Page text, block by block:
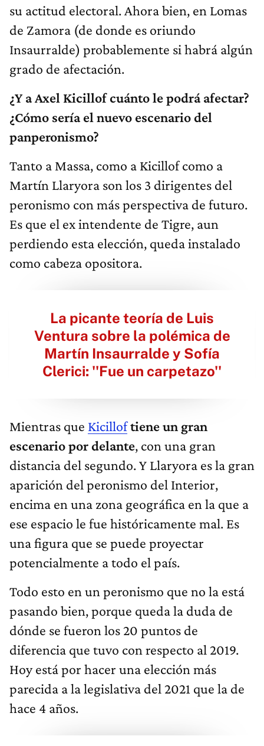
su actitud electoral. Ahora bien, en Lomas
de Zamora (de donde es oriundo
Insaurralde) probablemente si habrá algún
grado de afectación.
¿Y a Axel Kicillof cuánto le podrá afectar?
¿Cómo sería el nuevo escenario del
panperonismo?
Tanto a Massa, como a Kicillof como a
Martín Llaryora son los 3 dirigentes del
peronismo con más perspectiva de futuro.
Es que el ex intendente de Tigre, aun
perdiendo esta elección, queda instalado
como cabeza opositora.
La picante teoría de Luis
Ventura sobre la polémica de
Martín Insaurralde y Sofía
Clerici: ''Fue un carpetazo''
Mientras que Kicilloftiene un gran
escenario por delante, con una gran
distancia del segundo. Y Llaryora es la gran
aparición del peronismo del Interior,
encima en una zona geográfica en la que a
ese espacio le fue históricamente mal. Es
una figura que se puede proyectar
potencialmente a todo el país.
Todo esto en un peronismo que no la está
pasando bien, porque queda la duda de
dónde se fueron los 20 puntos de
diferencia que tuvo con respecto al 2019.
Hoy está por hacer una elección más
parecida a la legislativa del 2021 que la de
hace 4 años.